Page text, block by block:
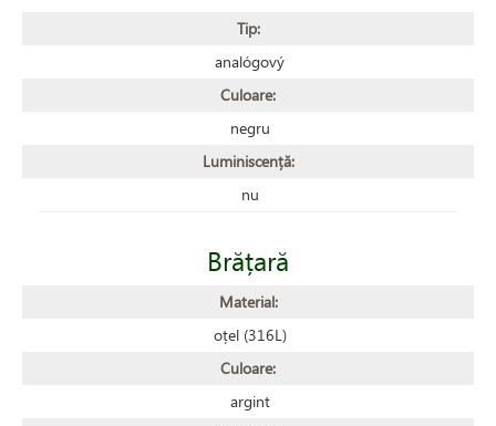
Tip:
analógový
Culoare:
negru
Luminiscență:
nu
Brățară
Material:
oțel (316L)
Culoare:
argint